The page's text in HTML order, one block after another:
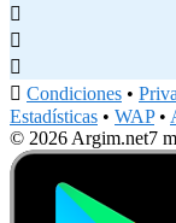



 Condiciones •
Estadísticas • WAP•
© 2026 Argim.net7